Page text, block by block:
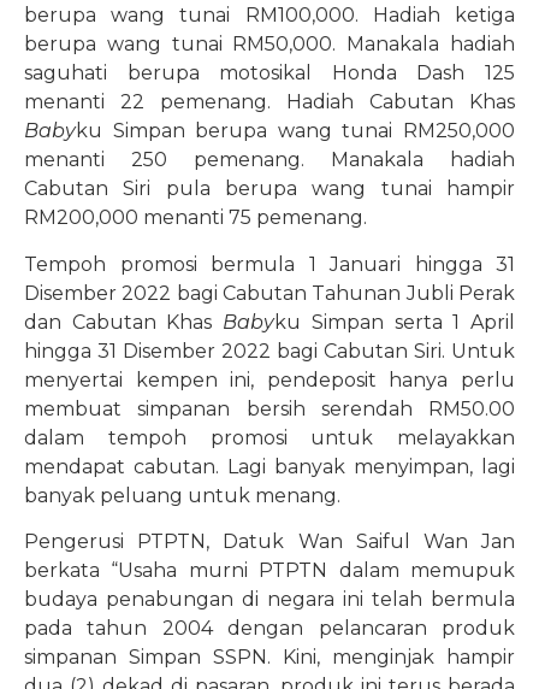
berupa wang tunai RM100,000. Hadiah ketiga
berupa wang tunai RM50,000. Manakala hadiah
saguhati berupa motosikal Honda Dash 125
menanti 22 pemenang. Hadiah Cabutan Khas
Babyku Simpan berupa wang tunai RM250,000
menanti 250 pemenang. Manakala hadiah
Cabutan Siri pula berupa wang tunai hampir
RM200,000 menanti 75 pemenang.
Tempoh promosi bermula 1 Januari hingga 31
Disember 2022 bagi Cabutan Tahunan Jubli Perak
dan Cabutan Khas Babyku Simpan serta 1 April
hingga 31 Disember 2022 bagi Cabutan Siri. Untuk
menyertai kempen ini, pendeposit hanya perlu
membuat simpanan bersih serendah RM50.00
dalam tempoh promosi untuk melayakkan
mendapat cabutan. Lagi banyak menyimpan, lagi
banyak peluang untuk menang.
Pengerusi PTPTN, Datuk Wan Saiful Wan Jan
berkata “Usaha murni PTPTN dalam memupuk
budaya penabungan di negara ini telah bermula
pada tahun 2004 dengan pelancaran produk
simpanan Simpan SSPN. Kini, menginjak hampir